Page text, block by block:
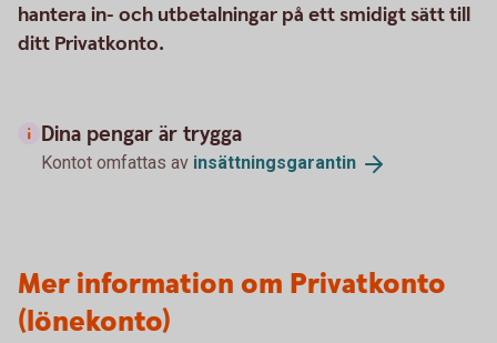
hantera in- och utbetalningar på ett smidigt sätt till
ditt Privatkonto.
Dina pengar är trygga
Kontot omfattas av insättningsgarantin
Mer information om Privatkonto
(lönekonto)